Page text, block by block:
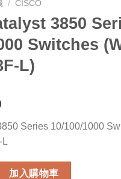
/ CISCO
3850
Switches
L)
Series 10/100/1000
L
Series 10/100/1000
加入購物車